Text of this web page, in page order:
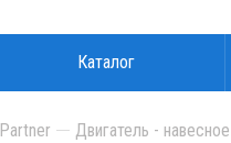
Каталог
Partner Двигатель -